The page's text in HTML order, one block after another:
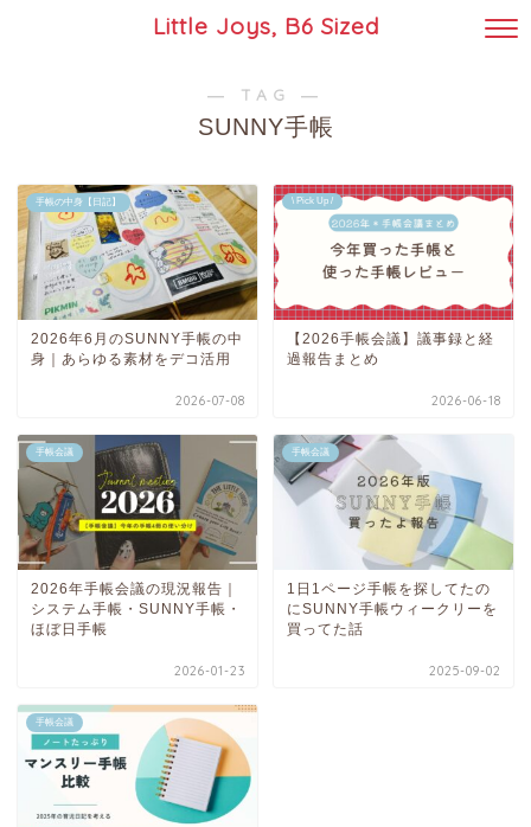
Little Joys, B6 Sized
― TAG ―
SUNNY手帳
手帳の中身【日記】
2026年6月のSUNNY手帳の中
身｜あらゆる素材をデコ活用
2026-07-08
\ Pick Up /
【2026手帳会議】議事録と経
過報告まとめ
2026-06-18
手帳会議
2026年手帳会議の現況報告｜
システム手帳・SUNNY手帳・
ほぼ日手帳
2026-01-23
手帳会議
1日1ページ手帳を探してたの
にSUNNY手帳ウィークリーを
買ってた話
2025-09-02
手帳会議